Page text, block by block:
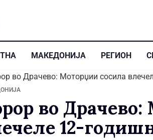
МАКЕДОНИЈА РЕГИОН
во
12-